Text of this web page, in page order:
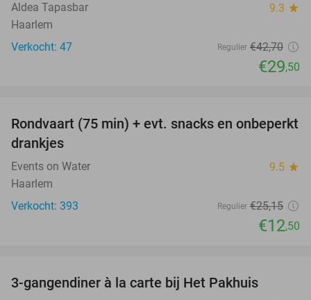
Aldea Tapasbar 9.3 star
Haarlem
Verkocht: 47
Regulier €42,70
€29,50
50%
Rondvaart (75 min) + evt. snacks en onbeperkt
drankjes
Events on Water 9.5 star
Haarlem
Verkocht: 393
Regulier €25,15
€12,50
3-gangendiner à la carte bij Het Pakhuis